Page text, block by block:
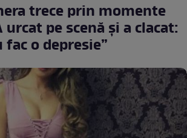
trece prin momente
pe scenă și a clacat:
fac o depresie”